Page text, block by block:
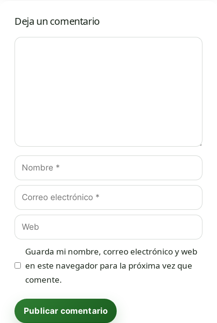
Deja un comentario
Comentario
Nombre
Correo
electrónico
Web
Guarda mi nombre, correo electrónico y web
en este navegador para la próxima vez que
comente.